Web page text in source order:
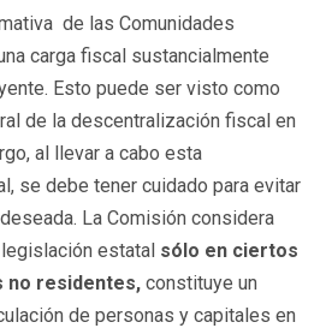
de las Comunidades
carga fiscal sustancialmente
Esto puede ser visto como
de la descentralización fiscal en
al llevar a cabo esta
se debe tener cuidado para evitar
La Comisión considera
estatal sólo en ciertos
no residentes, constituye un
de personas y capitales en